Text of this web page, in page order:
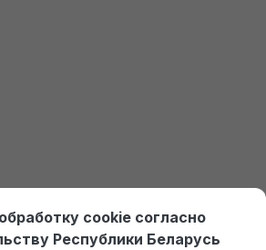
+375 (29) 574-45-45 (МТС)
45 (А1),po@po.by
cookie согласно
Республики Беларусь